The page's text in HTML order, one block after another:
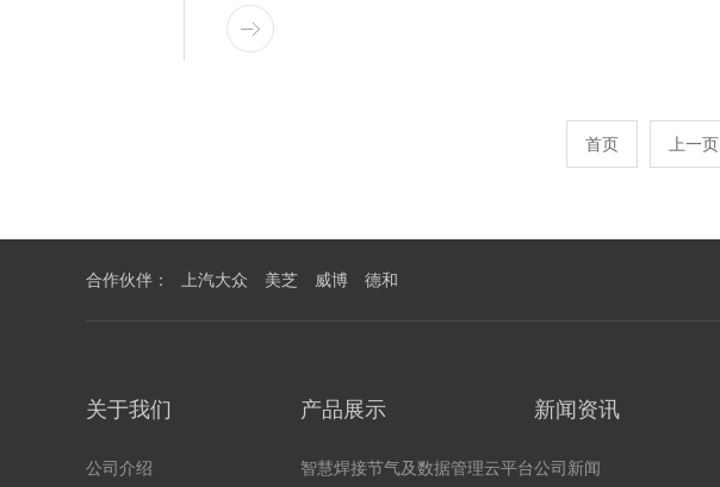
首页 上一页
合作伙伴： 上汽大众 美芝 威博 德和
关于我们
公司介绍
产品展示
智慧焊接节气及数据管理云平台
新闻资讯
公司新闻